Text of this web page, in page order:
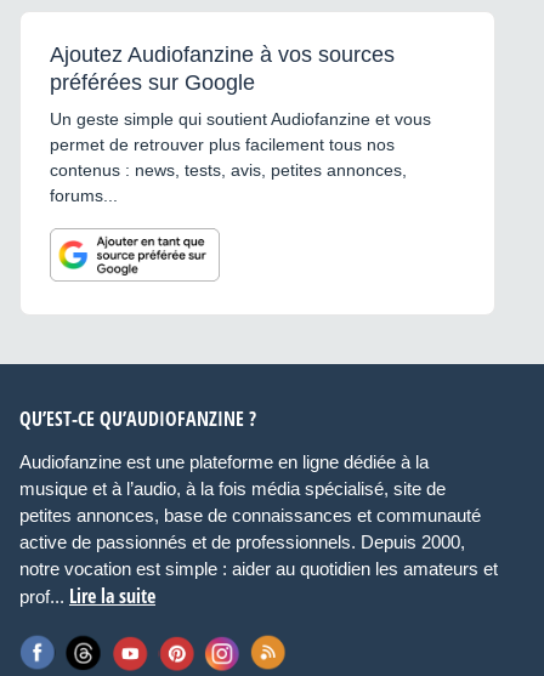
Ajoutez Audiofanzine à vos sources
préférées sur Google
Un geste simple qui soutient Audiofanzine et vous
permet de retrouver plus facilement tous nos
contenus : news, tests, avis, petites annonces,
forums...
QU’EST-CE QU’AUDIOFANZINE ?
Audiofanzine est une plateforme en ligne dédiée à la
musique et à l’audio, à la fois média spécialisé, site de
petites annonces, base de connaissances et communauté
active de passionnés et de professionnels. Depuis 2000,
notre vocation est simple : aider au quotidien les amateurs et
prof... Lire la suite